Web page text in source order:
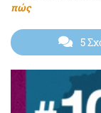
πώς
5